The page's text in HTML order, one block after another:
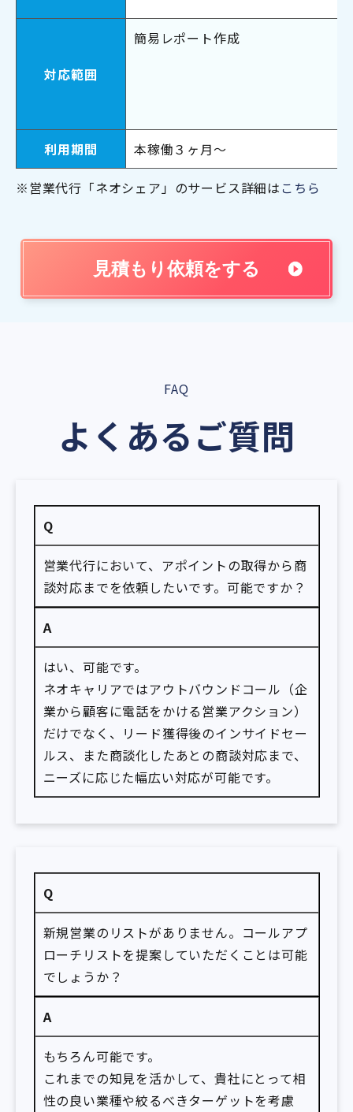
対応範囲
簡易レポート作成
利用期間 本稼働３ヶ月～
※営業代行「ネオシェア」のサービス詳細は こちら
見積もり依頼をする
FAQ
よくあるご質問
Q
営業代行において、アポイントの取得から商
談対応までを依頼したいです。可能ですか？
A
はい、可能です。
ネオキャリアではアウトバウンドコール（企
業から顧客に電話をかける営業アクション）
だけでなく、リード獲得後のインサイドセー
ルス、また商談化したあとの商談対応まで、
ニーズに応じた幅広い対応が可能です。
Q
新規営業のリストがありません。コールアプ
ローチリストを提案していただくことは可能
でしょうか？
A
もちろん可能です。
これまでの知見を活かして、貴社にとって相
性の良い業種や絞るべきターゲットを考慮